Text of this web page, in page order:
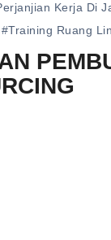
Kerja Di
#training Ruang